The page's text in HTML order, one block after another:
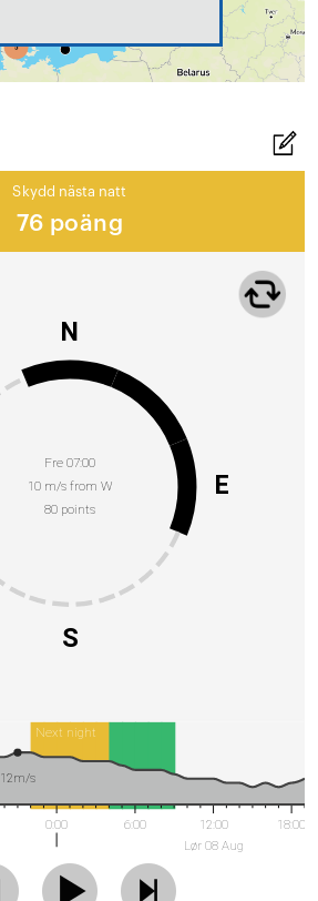
Skydd nästa natt
76 poäng
Fre 07:00
10 m/s from W
80 points
N
E
S
Next night
0:00 6:00
12:00
Lør 08 Aug
18:00
12m/s